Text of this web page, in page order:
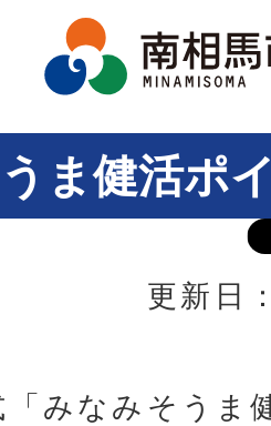
ま健活ポ
更新日
「みなみそうま